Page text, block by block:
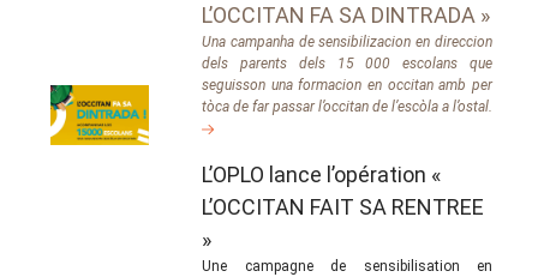
L’OCCITAN FA SA DINTRADA »
Una campanha de sensibilizacion en direccion
dels parents dels 15 000 escolans que
seguisson una formacion en occitan amb per
tòca de far passar l’occitan de l’escòla a l’ostal.
L’OPLO lance l’opération «
L’OCCITAN FAIT SA RENTREE
»
Une campagne de sensibilisation en